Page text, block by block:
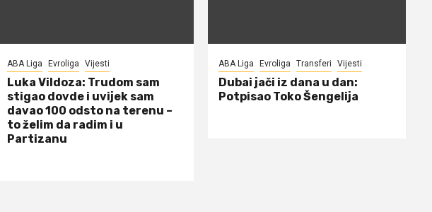
ABA Liga Evroliga Vijesti
Luka Vildoza: Trudom sam
stigao dovde i uvijek sam
davao 100 odsto na terenu –
to želim da radim i u
Partizanu
ABA Liga Evroliga Transferi Vijesti
Dubai jači iz dana u dan:
Potpisao Toko Šengelija